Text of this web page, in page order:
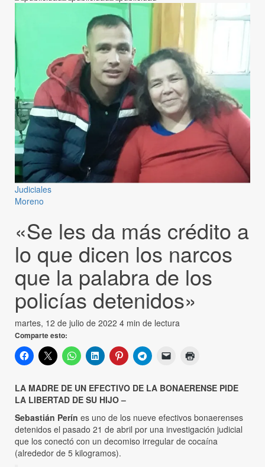
Judiciales
Moreno
«Se les da más crédito a
lo que dicen los narcos
que la palabra de los
policías detenidos»
martes, 12 de julio de 2022 4 min de lectura
Comparte esto:
LA MADRE DE UN EFECTIVO DE LA BONAERENSE PIDE
LA LIBERTAD DE SU HIJO –
Sebastián Perín es uno de los nueve efectivos bonaerenses
detenidos el pasado 21 de abril por una investigación judicial
que los conectó con un decomiso irregular de cocaína
(alrededor de 5 kilogramos).